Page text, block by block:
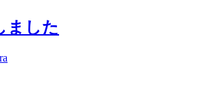
ました